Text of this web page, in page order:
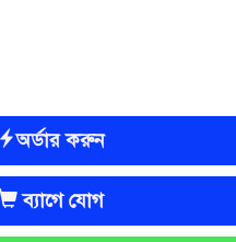
অর্ডার করুন
ব্যাগে যোগ